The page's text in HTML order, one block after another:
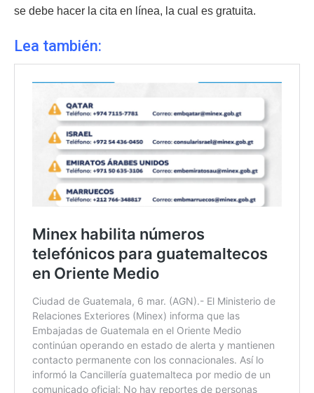
se debe hacer la cita en línea, la cual es gratuita.
Lea también: